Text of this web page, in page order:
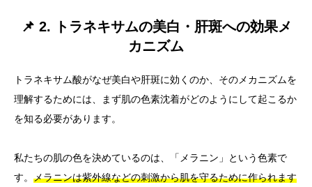
📌 2. トラネキサムの美白・肝斑への効果メ
カニズム
トラネキサム酸がなぜ美白や肝斑に効くのか、そのメカニズムを
理解するためには、まず肌の色素沈着がどのようにして起こるか
を知る必要があります。
私たちの肌の色を決めているのは、「メラニン」という色素で
す。 メラニンは紫外線などの刺激から肌を守るために作られます